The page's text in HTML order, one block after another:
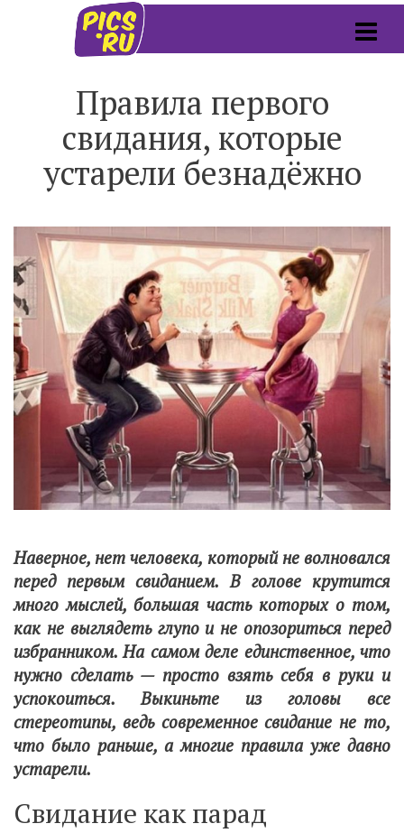
Правила первого
свидания, которые
устарели безнадёжно
Наверное, нет человека, который не волновался
перед первым свиданием. В голове крутится
много мыслей, большая часть которых о том,
как не выглядеть глупо и не опозориться перед
избранником. На самом деле единственное, что
нужно сделать — просто взять себя в руки и
успокоиться. Выкиньте из головы все
стереотипы, ведь современное свидание не то,
что было раньше, а многие правила уже давно
устарели.
Свидание как парад